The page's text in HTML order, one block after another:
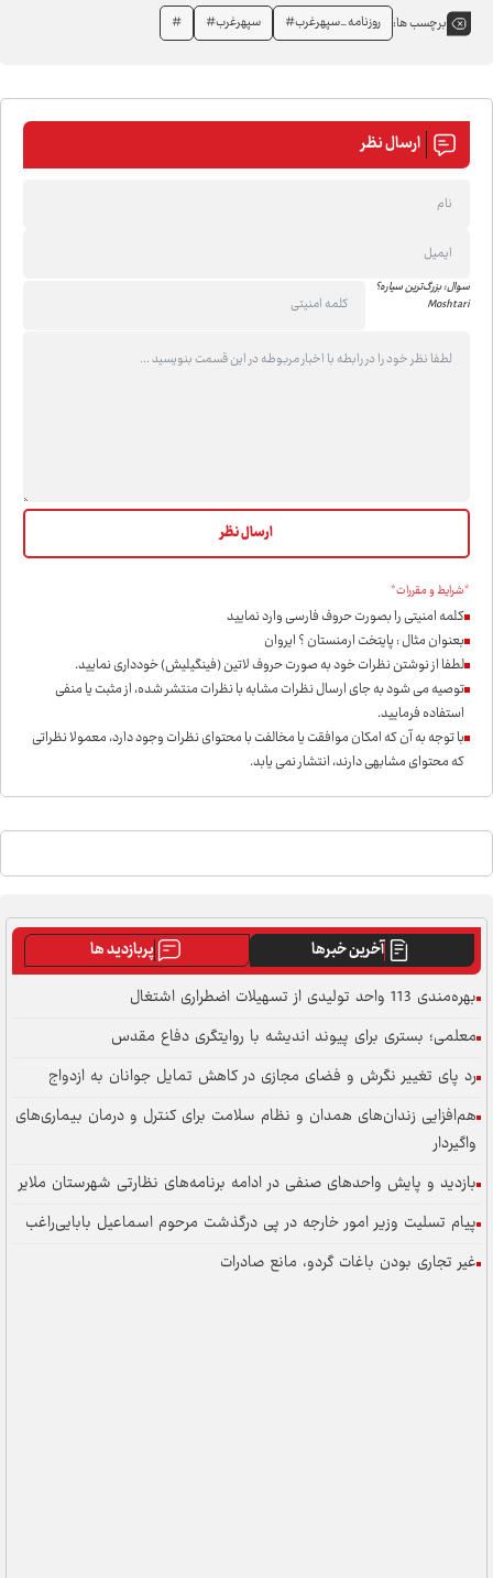
برچسب ها: روزنامه_سپهرغرب# سپهرغرب# ‌#
ارسال نظر
سوال: بزرگ‌ترین سیاره؟
Moshtari
*شرایط و مقررات*
کلمه امنیتی را بصورت حروف فارسی وارد نمایید
بعنوان مثال : پایتخت ارمنستان ؟ ایروان
لطفا از نوشتن نظرات خود به صورت حروف لاتین (فینگیلیش) خودداری نمايید.
توصیه می شود به جای ارسال نظرات مشابه با نظرات منتشر شده، از مثبت یا منفی
استفاده فرمایید.
با توجه به آن که امکان موافقت یا مخالفت با محتوای نظرات وجود دارد، معمولا نظراتی
که محتوای مشابهی دارند، انتشار نمی یابد.
آخرین خبرها
پربازدید ها
بهره‌مندی 113 واحد تولیدی از تسهیلات اضطراری اشتغال
معلمی؛ بستری برای پیوند اندیشه با روایتگری دفاع مقدس
رد پای تغییر نگرش و فضای مجازی در کاهش تمایل جوانان به ازدواج
هم‌افزایی زندان‌های همدان و نظام سلامت برای کنترل و درمان بیماری‌های
واگیردار
بازدید و پایش واحدهای صنفی در ادامه برنامه‌های نظارتی شهرستان ملایر
پیام تسلیت وزیر امور خارجه در پی درگذشت مرحوم اسماعیل بابایی‌راغب
غیر تجاری بودن باغات گردو، مانع صادرات